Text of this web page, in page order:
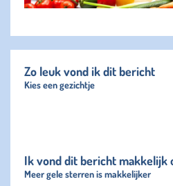
Zo leuk vond ik dit bericht
Kies een gezichtje
Ik vond dit bericht makkelijk
Meer gele sterren is makkelijker